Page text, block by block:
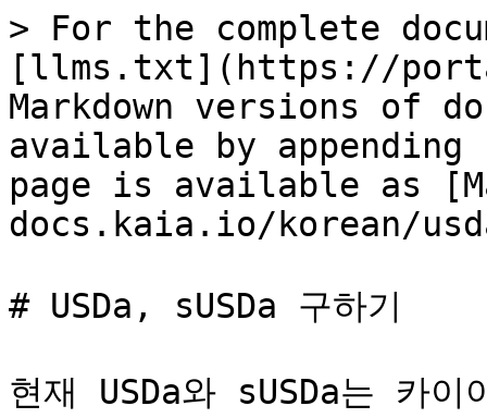
> For the complete
[llms.txt](https://
Markdown versions of
available by
page is available as
docs.kaia.io/korean/
# USDa, sUSDa 구하기
현재 USDa와 sUSDa는 카